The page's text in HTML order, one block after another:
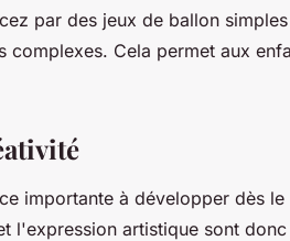
par des jeux de ballon
complexes. Cela permet aux
importante à développer dès
l'expression artistique sont